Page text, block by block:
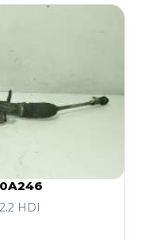
HDI